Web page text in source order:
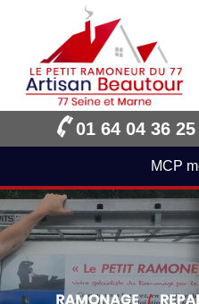
01 64 04 36 25
MCP